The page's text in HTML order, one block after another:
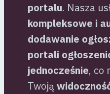
portalu. Nasza
kompleksowe i
dodawanie
portali
jednocześnie, co
Twoją